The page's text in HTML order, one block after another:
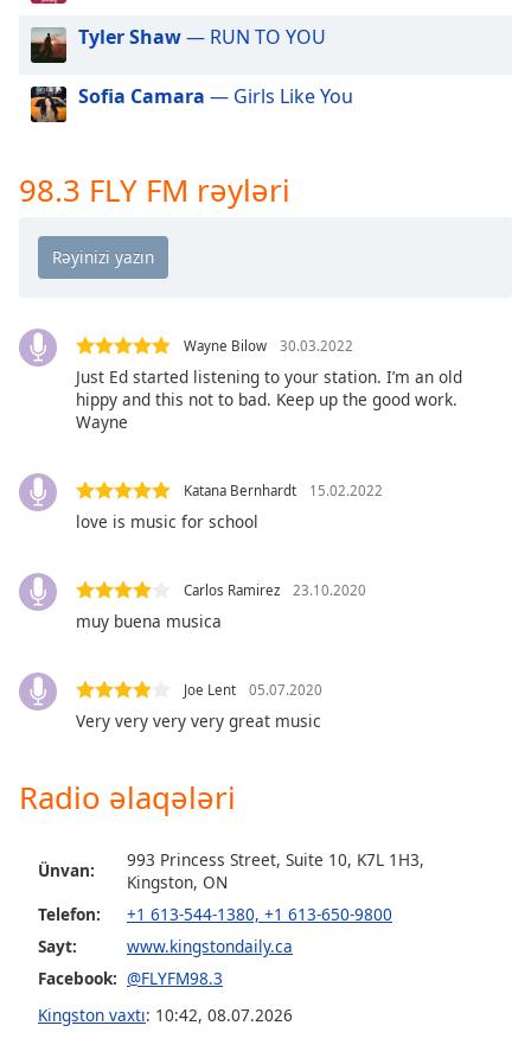
dialog
window.
cancel
close
the
window.
Background
Color
Opacity
Area
Background
Color
Opacity
Edge
Style
Tyler Shaw— RUN TO YOU
Sofia Camara — Girls Like You
98.3 FLY FM rəyləri
Wayne Bilow 30.03.2022
Just Ed started listening to your station. I’m an old
hippy and this not to bad. Keep up the good work.
Wayne
Katana Bernhardt 15.02.2022
love is music for school
Carlos Ramirez 23.10.2020
muy buena musica
Joe Lent 05.07.2020
Very very very very great music
Radio əlaqələri
Ünvan:
993 Princess Street, Suite 10, K7L 1H3,
Kingston, ON
Telefon:
+1 613-544-1380, +1 613-650-9800
Sayt:
www.kingstondaily.ca
Facebook: @FLYFM98.3
Kingston vaxtı: 10:42, 08.07.2026